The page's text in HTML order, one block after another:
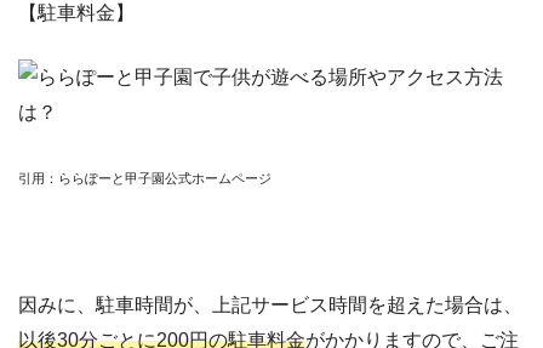
【駐車料金】
引用：ららぽーと甲子園公式ホームページ
因みに、駐車時間が、上記サービス時間を超えた場合は、
以後30分ごとに200円の駐車料金がかかりますので、ご注